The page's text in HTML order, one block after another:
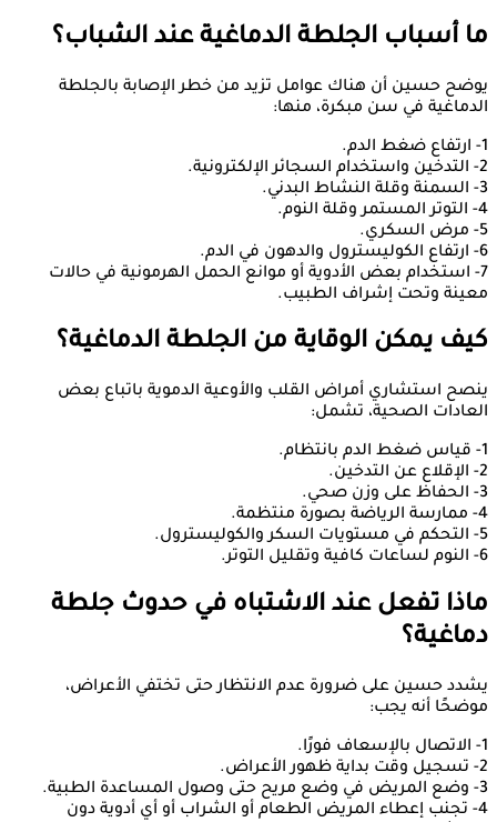
ما أسباب الجلطة الدماغية عند الشباب؟
يوضح حسين أن هناك عوامل تزيد من خطر الإصابة بالجلطة
الدماغية في سن مبكرة، منها:
1- ارتفاع ضغط الدم.
2- التدخين واستخدام السجائر الإلكترونية.
3- السمنة وقلة النشاط البدني.
4- التوتر المستمر وقلة النوم.
5- مرض السكري.
6- ارتفاع الكوليسترول والدهون في الدم.
7- استخدام بعض الأدوية أو موانع الحمل الهرمونية في حالات
معينة وتحت إشراف الطبيب.
كيف يمكن الوقاية من الجلطة الدماغية؟
ينصح استشاري أمراض القلب والأوعية الدموية باتباع بعض
العادات الصحية، تشمل:
1- قياس ضغط الدم بانتظام.
2- الإقلاع عن التدخين.
3- الحفاظ على وزن صحي.
4- ممارسة الرياضة بصورة منتظمة.
5- التحكم في مستويات السكر والكوليسترول.
6- النوم لساعات كافية وتقليل التوتر.
ماذا تفعل عند الاشتباه في حدوث جلطة
دماغية؟
يشدد حسين على ضرورة عدم الانتظار حتى تختفي الأعراض،
موضحًا أنه يجب:
1- الاتصال بالإسعاف فورًا.
2- تسجيل وقت بداية ظهور الأعراض.
3- وضع المريض في وضع مريح حتى وصول المساعدة الطبية.
4- تجنب إعطاء المريض الطعام أو الشراب أو أي أدوية دون